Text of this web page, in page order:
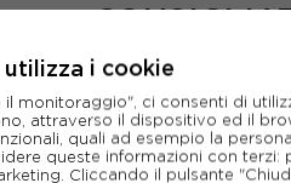
i cookie
monitoraggio", ci consenti di
attraverso il dispositivo ed il
quali ad esempio la
queste informazioni con
Cliccando il pulsante